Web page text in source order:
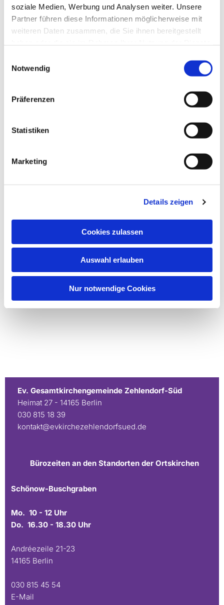
soziale Medien, Werbung und Analysen weiter. Unsere
Partner führen diese Informationen möglicherweise mit
weiteren Daten zusammen, die Sie ihnen bereitgestellt
Notwendig
Präferenzen
Statistiken
Marketing
Details zeigen
Cookies zulassen
Auswahl erlauben
Nur notwendige Cookies
Alle weiteren Informationen zu den Tagesausflügen
bekommen Sie direkt bei Ulrich Conrad per mail
Dies könnte Sie auch
Ev. Gesamtkirchengemeinde Zehlendorf-Süd
Heimat 27 - 14165 Berlin
030 815 18 39
kontakt@evkirchezehlendorfsued.de
Bürozeiten an den Standorten der Ortskirchen
Schönow-Buschgraben
Mo. 10 - 12 Uhr
Do. 16.30 - 18.30 Uhr
Andréezeile 21-23
14165 Berlin
030 815 45 54
E-Mail